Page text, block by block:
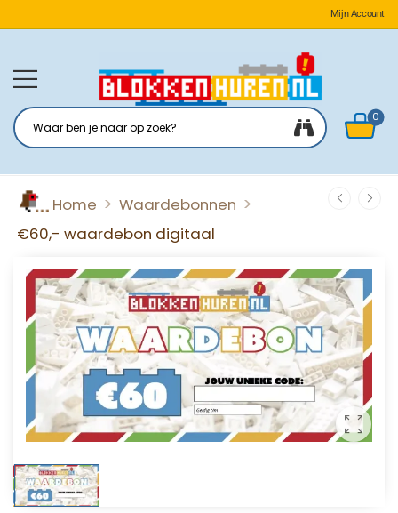
Mijn Account
0
Home > Waardebonnen >
€60,- waardebon digitaal